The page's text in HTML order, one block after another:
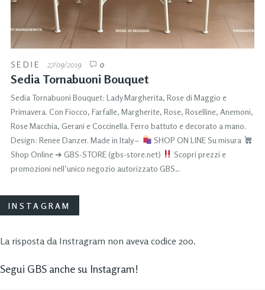
SEDIE 27/09/2019 0
Sedia Tornabuoni Bouquet
Sedia Tornabuoni Bouquet: Lady Margherita, Rose di Maggio e
Primavera. Con Fiocco, Farfalle, Margherite, Rose, Roselline, Anemoni,
Rose Macchia, Gerani e Coccinella. Ferro battuto e decorato a mano.
Design: Renee Danzer. Made in Italy –
SHOP ON LINE Su misura
Shop Online ➜ GBS-STORE (gbs-store.net)
Scopri prezzi e
promozioni nell’unico negozio autorizzato GBS…
INSTAGRAM
La risposta da Instragram non aveva codice 200.
Segui GBS anche su Instagram!